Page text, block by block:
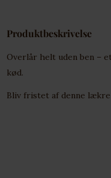
Produktbeskrivelse
Overlår helt uden ben –
kød.
Bliv fristet af denne